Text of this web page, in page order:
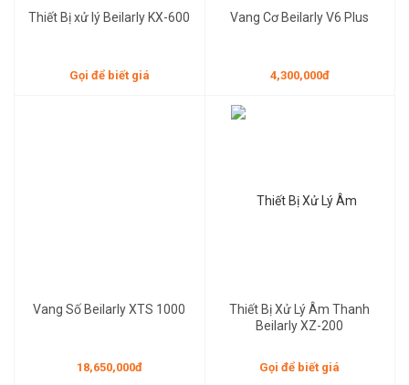
Thiết Bị xử lý Beilarly KX-600
Gọi để biết giá
Vang Cơ Beilarly V6 Plus
4,300,000đ
Vang Số Beilarly XTS 1000
18,650,000đ
Thiết Bị Xử Lý Âm Thanh
Beilarly XZ-200
Gọi để biết giá